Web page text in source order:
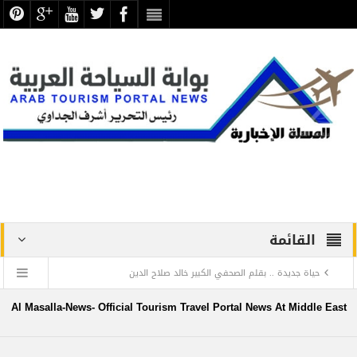
القائمة
حياة جديدة .. بقلم الصحفي الكبير خالد صلاح الدين
دراسة علمية ترصد الاكتشافات الأثرية والتطوير بجبانة الشاطبي
Al Masalla-News- Official Tourism Travel Portal News At Middle East